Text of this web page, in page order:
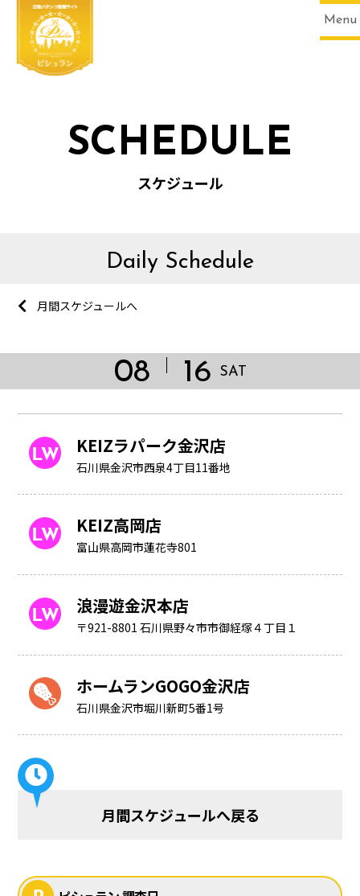
Menu
HOME
SCHEDULE
スケジュール
Daily Schedule
月間スケジュールへ
08 16 SAT
KEIZラパーク金沢店
石川県金沢市西泉4丁目11番地
KEIZ高岡店
富山県高岡市蓮花寺801
浪漫遊金沢本店
〒921-8801 石川県野々市市御経塚４丁目１
ホームランGOGO金沢店
石川県金沢市堀川新町5番1号
月間スケジュールへ戻る